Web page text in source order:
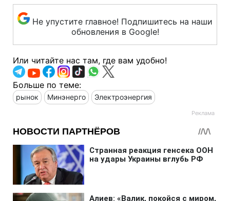
Не упустите главное! Подпишитесь на наши
обновления в Google!
Или читайте нас там, где вам удобно!
Больше по теме:
рынок Минэнерго Электроэнергия